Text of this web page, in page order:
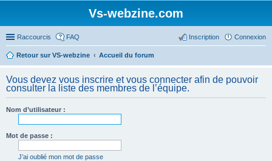
Vs-webzine.com
Raccourcis FAQ Connexion
Inscription
Retour sur VS-webzine Accueil du forum
Vous devez vous inscrire et vous connecter afin de pouvoir
consulter la liste des membres de l’équipe.
Nom d’utilisateur :
Mot de passe :
J’ai oublié mon mot de passe